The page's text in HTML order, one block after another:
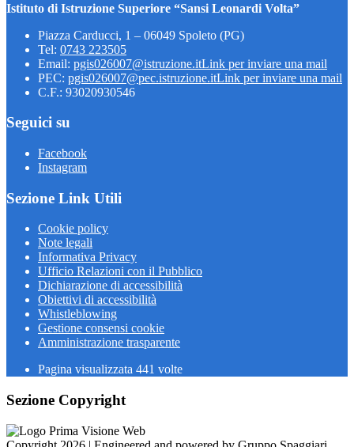
Istituto di Istruzione Superiore “Sansi Leonardi Volta”
Piazza Carducci, 1 – 06049 Spoleto (PG)
Tel: 0743 223505
Email: pgis026007@istruzione.itLink per inviare una mail
PEC: pgis026007@pec.istruzione.itLink per inviare una mail
C.F.: 93020930546
Seguici su
Facebook
Instagram
Sezione Link Utili
Cookie policy
Note legali
Informativa Privacy
Ufficio Relazioni con il Pubblico
Dichiarazione di accessibilità
Obiettivi di accessibilità
Whistleblowing
Gestione consensi cookie
Amministrazione trasparente
Pagina visualizzata 441 volte
Sezione Copyright